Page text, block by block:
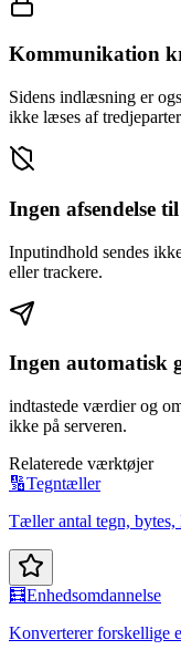
Kommunikation
Sidens indlæsning er
ikke læses af
Ingen afsendelse
Inputindhold sendes
eller trackere.
Ingen automatisk
indtastede værdier og
ikke på serveren.
Relaterede værktøjer
🔢Tegntæller
Tæller antal tegn, bytes,
🧮Enhedsomdannelse
Konverterer forskellige